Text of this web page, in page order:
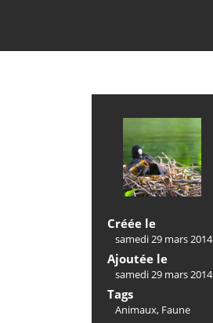
Créée le
samedi 29 mars 2014
Ajoutée le
samedi 29 mars 2014
Tags
Animaux, Faune